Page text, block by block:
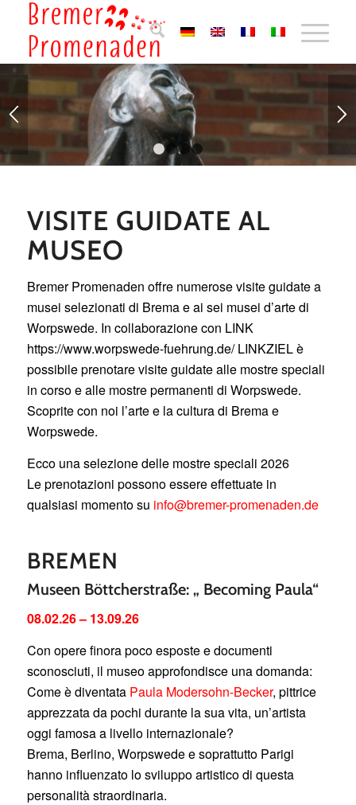
1 2 3 4
VISITE GUIDATE AL
MUSEO
Bremer Promenaden offre numerose visite guidate a
musei selezionati di Brema e ai sei musei d’arte di
Worpswede. In collaborazione con LINK
https://www.worpswede-fuehrung.de/ LINKZIEL è
possibile prenotare visite guidate alle mostre speciali
in corso e alle mostre permanenti di Worpswede.
Scoprite con noi l’arte e la cultura di Brema e
Worpswede.
Ecco una selezione delle mostre speciali 2026
Le prenotazioni possono essere effettuate in
qualsiasi momento su info@bremer-promenaden.de
BREMEN
Museen Böttcherstraße: „ Becoming Paula“
08.02.26 – 13.09.26
Con opere finora poco esposte e documenti
sconosciuti, il museo approfondisce una domanda:
Come è diventata Paula Modersohn-Becker, pittrice
apprezzata da pochi durante la sua vita, un’artista
oggi famosa a livello internazionale?
Brema, Berlino, Worpswede e soprattutto Parigi
hanno influenzato lo sviluppo artistico di questa
personalità straordinaria.